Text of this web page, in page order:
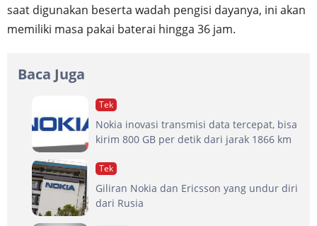
saat digunakan beserta wadah pengisi dayanya, ini akan
memiliki masa pakai baterai hingga 36 jam.
Baca Juga
Tek
Nokia inovasi transmisi data tercepat, bisa
kirim 800 GB per detik dari jarak 1866 km
Tek
Giliran Nokia dan Ericsson yang undur diri
dari Rusia